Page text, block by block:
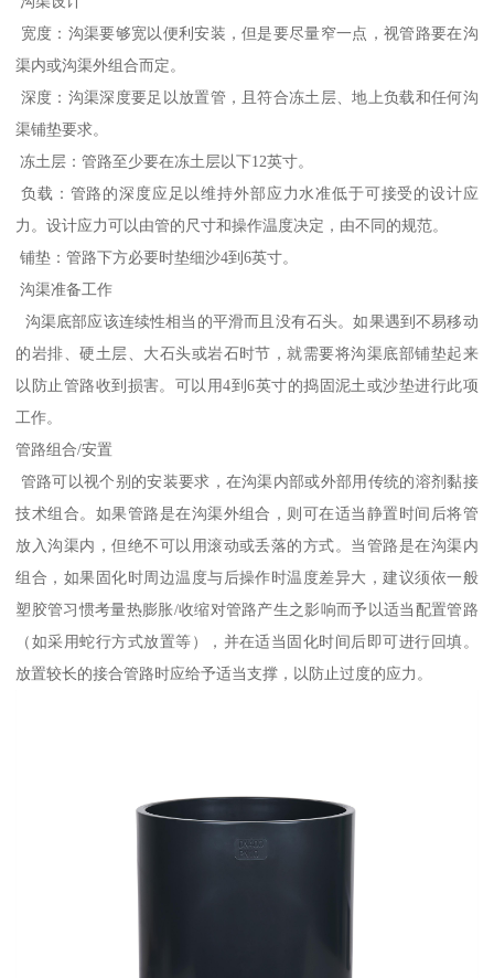
宽度：沟渠要够宽以便利安装，但是要尽量窄一点，视管路要在沟
渠内或沟渠外组合而定。
深度：沟渠深度要足以放置管，且符合冻土层、地上负载和任何沟
渠铺垫要求。
冻土层：管路至少要在冻土层以下12英寸。
负载：管路的深度应足以维持外部应力水准低于可接受的设计应
力。设计应力可以由管的尺寸和操作温度决定，由不同的规范。
铺垫：管路下方必要时垫细沙4到6英寸。
沟渠准备工作
沟渠底部应该连续性相当的平滑而且没有石头。如果遇到不易移动
的岩排、硬土层、大石头或岩石时节，就需要将沟渠底部铺垫起来
以防止管路收到损害。可以用4到6英寸的捣固泥土或沙垫进行此项
工作。
管路组合/安置
管路可以视个别的安装要求，在沟渠内部或外部用传统的溶剂黏接
技术组合。如果管路是在沟渠外组合，则可在适当静置时间后将管
放入沟渠内，但绝不可以用滚动或丢落的方式。当管路是在沟渠内
组合，如果固化时周边温度与后操作时温度差异大，建议须依一般
塑胶管习惯考量热膨胀/收缩对管路产生之影响而予以适当配置管路
（如采用蛇行方式放置等），并在适当固化时间后即可进行回填。
放置较长的接合管路时应给予适当支撑，以防止过度的应力。